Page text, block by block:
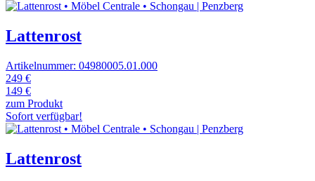
Lattenrost
Artikelnummer: 04980005.01.000
249 €
149 €
zum Produkt
Sofort verfügbar!
Lattenrost